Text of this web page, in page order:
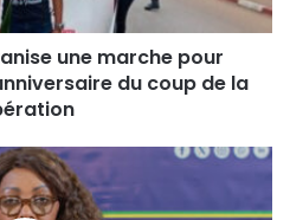
une marche pour
du coup de la